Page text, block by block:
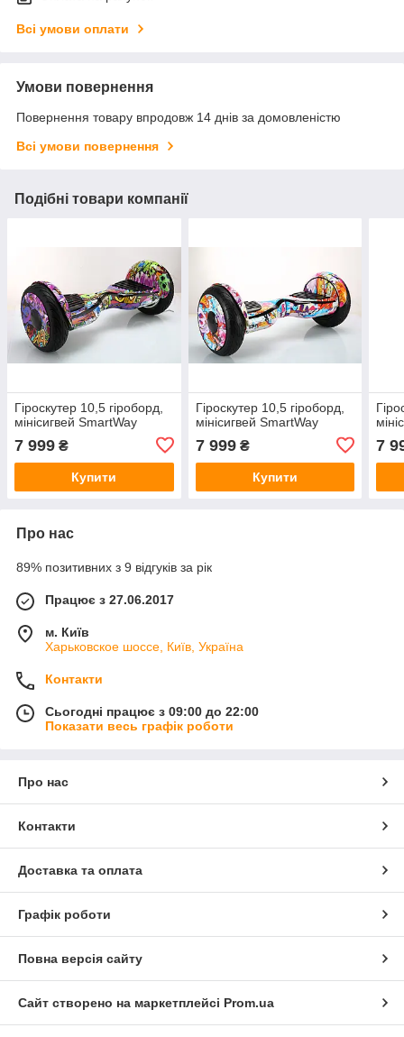
Всі умови оплати
Умови повернення
Повернення товару впродовж 14 днів за домовленістю
Всі умови повернення
Подібні товари компанії
Гіроскутер 10,5 гіроборд,
мінісигвей SmartWay
7 999 ₴
Купити
Гіроскутер 10,5 гіроборд,
мінісигвей SmartWay
7 999₴
Купити
7
Про нас
89% позитивних з 9 відгуків за рік
Працює з 27.06.2017
м. Київ
Харьковское шоссе, Київ, Україна
Контакти
Сьогодні працює з 09:00 до 22:00
Показати весь графік роботи
Про нас
Контакти
Доставка та оплата
Графік роботи
Повна версія сайту
Сайт створено на маркетплейсі Prom.ua